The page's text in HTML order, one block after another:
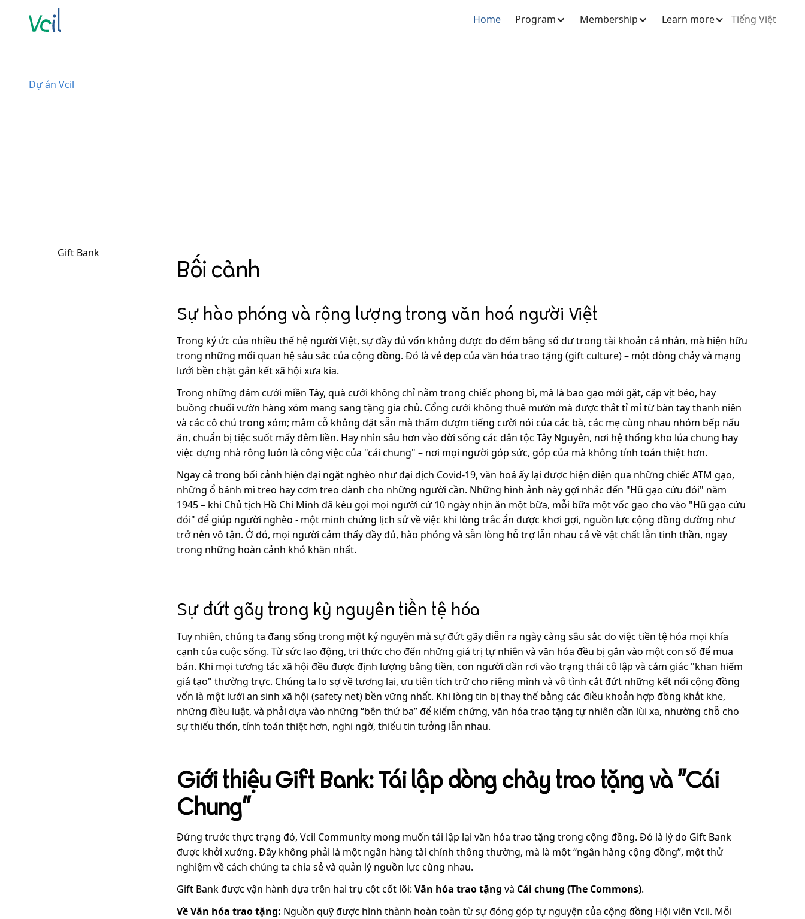
Home Program Membership Learn more Tiếng Việt
Dự án Vcil
Gift Bank
Bối cảnh
Sự hào phóng và rộng lượng trong văn hoá người Việt
Trong ký ức của nhiều thế hệ người Việt, sự đầy đủ vốn không được đo đếm bằng số dư trong tài khoản cá nhân, mà hiện hữu
trong những mối quan hệ sâu sắc của cộng đồng. Đó là vẻ đẹp của văn hóa trao tặng (gift culture) – một dòng chảy và mạng
lưới bền chặt gắn kết xã hội xưa kia.
Trong những đám cưới miền Tây, quà cưới không chỉ nằm trong chiếc phong bì, mà là bao gạo mới gặt, cặp vịt béo, hay
buồng chuối vườn hàng xóm mang sang tặng gia chủ. Cổng cưới không thuê mướn mà được thắt tỉ mỉ từ bàn tay thanh niên
và các cô chú trong xóm; mâm cỗ không đặt sẵn mà thấm đượm tiếng cười nói của các bà, các mẹ cùng nhau nhóm bếp nấu
ăn, chuẩn bị tiệc suốt mấy đêm liền. Hay nhìn sâu hơn vào đời sống các dân tộc Tây Nguyên, nơi hệ thống kho lúa chung hay
việc dựng nhà rông luôn là công việc của "cái chung" – nơi mọi người góp sức, góp của mà không tính toán thiệt hơn.
Ngay cả trong bối cảnh hiện đại ngặt nghèo như đại dịch Covid-19, văn hoá ấy lại được hiện diện qua những chiếc ATM gạo,
những ổ bánh mì treo hay cơm treo dành cho những người cần. Những hình ảnh này gợi nhắc đến "Hũ gạo cứu đói" năm
1945 – khi Chủ tịch Hồ Chí Minh đã kêu gọi mọi người cứ 10 ngày nhịn ăn một bữa, mỗi bữa một vốc gạo cho vào "Hũ gạo cứu
đói" để giúp người nghèo - một minh chứng lịch sử về việc khi lòng trắc ẩn được khơi gợi, nguồn lực cộng đồng dường như
trở nên vô tận. Ở đó, mọi người cảm thấy đầy đủ, hào phóng và sẵn lòng hỗ trợ lẫn nhau cả về vật chất lẫn tinh thần, ngay
trong những hoàn cảnh khó khăn nhất.
Sự đứt gãy trong kỷ nguyên tiền tệ hóa
Tuy nhiên, chúng ta đang sống trong một kỷ nguyên mà sự đứt gãy diễn ra ngày càng sâu sắc do việc tiền tệ hóa mọi khía
cạnh của cuộc sống. Từ sức lao động, tri thức cho đến những giá trị tự nhiên và văn hóa đều bị gắn vào một con số để mua
bán. Khi mọi tương tác xã hội đều được định lượng bằng tiền, con người dần rơi vào trạng thái cô lập và cảm giác "khan hiếm
giả tạo" thường trực. Chúng ta lo sợ về tương lai, ưu tiên tích trữ cho riêng mình và vô tình cắt đứt những kết nối cộng đồng
vốn là một lưới an sinh xã hội (safety net) bền vững nhất. Khi lòng tin bị thay thế bằng các điều khoản hợp đồng khắt khe,
những điều luật, và phải dựa vào những “bên thứ ba” để kiểm chứng, văn hóa trao tặng tự nhiên dần lùi xa, nhường chỗ cho
sự thiếu thốn, tính toán thiệt hơn, nghi ngờ, thiếu tin tưởng lẫn nhau.
Giới thiệu Gift Bank: Tái lập dòng chảy trao tặng và "Cái
Chung"
Đứng trước thực trạng đó, Vcil Community mong muốn tái lập lại văn hóa trao tặng trong cộng đồng. Đó là lý do Gift Bank
được khởi xướng. Đây không phải là một ngân hàng tài chính thông thường, mà là một “ngân hàng cộng đồng”, một thử
nghiệm về cách chúng ta chia sẻ và quản lý nguồn lực cùng nhau.
Gift Bank được vận hành dựa trên hai trụ cột cốt lõi: Văn hóa trao tặng và Cái chung (The Commons).
Về Văn hóa trao tặng: Nguồn quỹ được hình thành hoàn toàn từ sự đóng góp tự nguyện của cộng đồng Hội viên Vcil. Mỗi